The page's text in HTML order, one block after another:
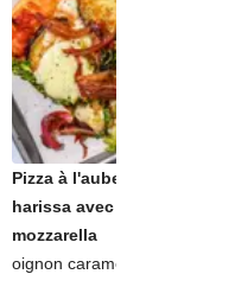
Pizza à l'aubergine laquée
harissa avec chou frisé &
mozzarella
oignon caramélisé et ras el